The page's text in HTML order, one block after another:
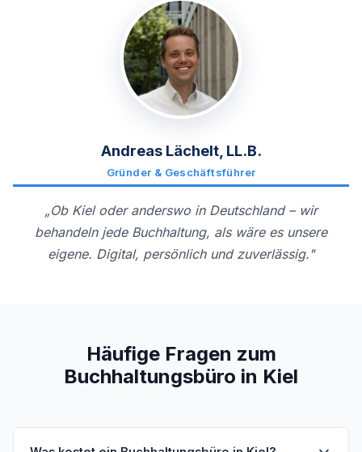
Andreas Lächelt, LL.B.
Gründer & Geschäftsführer
„Ob Kiel oder anderswo in Deutschland – wir
behandeln jede Buchhaltung, als wäre es unsere
eigene. Digital, persönlich und zuverlässig."
Häufige Fragen zum
Buchhaltungsbüro in Kiel